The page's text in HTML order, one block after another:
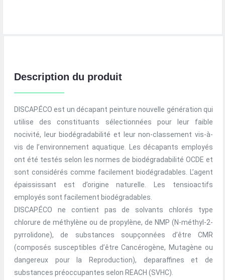
Description du produit
DISCAP.ÉCO est un décapant peinture nouvelle génération qui
utilise des constituants sélectionnées pour leur faible
nocivité, leur biodégradabilité et leur non-classement vis-à-
vis de l’environnement aquatique. Les décapants employés
ont été testés selon les normes de biodégradabilité OCDE et
sont considérés comme facilement biodégradables. L’agent
épaississant est d’origine naturelle. Les tensioactifs
employés sont facilement biodégradables.
DISCAP.ÉCO ne contient pas de solvants chlorés type
chlorure de méthylène ou de propylène, de NMP (N-méthyl-2-
pyrrolidone), de substances soupçonnées d’être CMR
(composés susceptibles d’être Cancérogène, Mutagène ou
dangereux pour la Reproduction), deparaffines et de
substances préoccupantes selon REACH (SVHC).